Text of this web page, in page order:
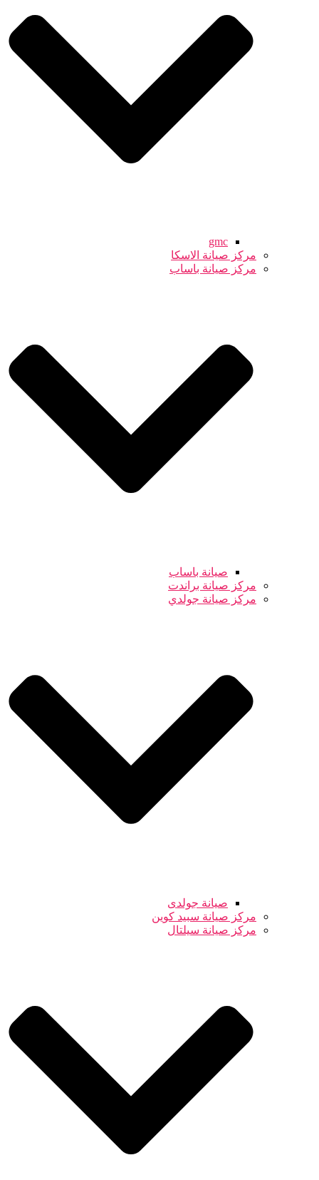
gmc
مركز صيانة الاسكا
مركز صيانة باساب
صيانة باساب
مركز صيانة براندت
مركز صيانة جولدي
صيانة جولدى
مركز صيانة سبيد كوين
مركز صيانة سيلتال